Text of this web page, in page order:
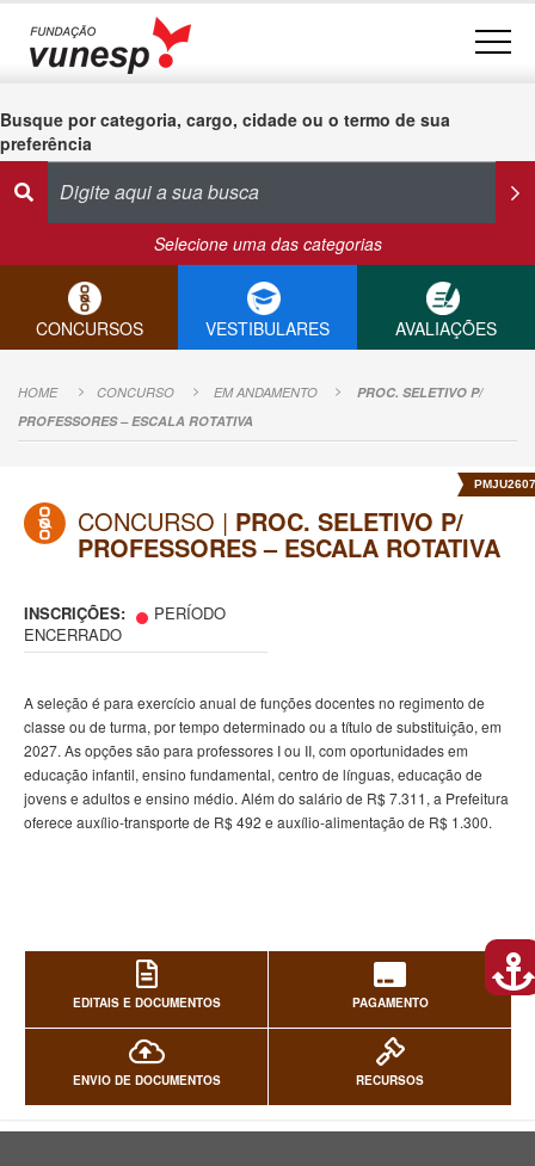
Busque por categoria, cargo, cidade ou o termo de sua
preferência
Selecione uma das categorias
CONCURSOS VESTIBULARES AVALIAÇÕES
HOME CONCURSO EM ANDAMENTO
PROC. SELETIVO P/
PROFESSORES – ESCALA ROTATIVA
PMJU2607
CONCURSO | PROC. SELETIVO P/
PROFESSORES – ESCALA ROTATIVA
INSCRIÇÕES:
PERÍODO
ENCERRADO
A seleção é para exercício anual de funções docentes no regimento de
classe ou de turma, por tempo determinado ou a título de substituição, em
2027. As opções são para professores I ou II, com oportunidades em
educação infantil, ensino fundamental, centro de línguas, educação de
jovens e adultos e ensino médio. Além do salário de R$ 7.311, a Prefeitura
oferece auxílio-transporte de R$ 492 e auxílio-alimentação de R$ 1.300.
EDITAIS E DOCUMENTOS PAGAMENTO
ENVIO DE DOCUMENTOS RECURSOS